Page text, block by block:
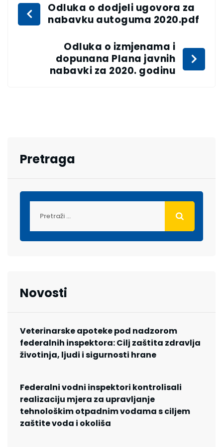
Odluka o dodjeli ugovora za
nabavku autoguma 2020.pdf
Odluka o izmjenama i
dopunana Plana javnih
nabavki za 2020. godinu
Pretraga
Novosti
Veterinarske apoteke pod nadzorom
federalnih inspektora: Cilj zaštita zdravlja
životinja, ljudi i sigurnosti hrane
Federalni vodni inspektori kontrolisali
realizaciju mjera za upravljanje
tehnološkim otpadnim vodama s ciljem
zaštite voda i okoliša